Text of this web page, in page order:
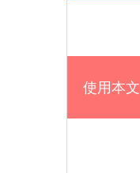
使用本文